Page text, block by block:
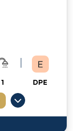
1 DPE